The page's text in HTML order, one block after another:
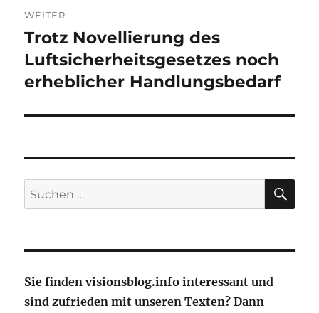
WEITER
Nächster
Beitrag:
Trotz Novellierung des
Luftsicherheitsgesetzes noch
erheblicher Handlungsbedarf
Suche
nach:
Sie finden visionsblog.info interessant und
sind zufrieden mit unseren Texten? Dann